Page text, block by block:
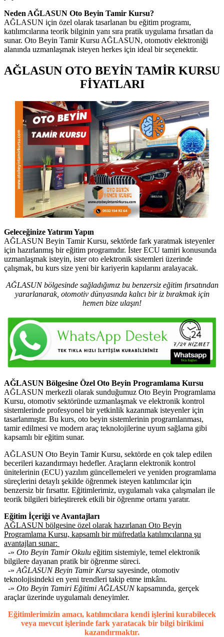
Neden AĞLASUN Oto Beyin Tamir Kursu?
AĞLASUN için özel olarak tasarlanan bu eğitim programı,
katılımcılarına teorik bilginin yanı sıra pratik uygulama fırsatları da
sunar. Oto Beyin Tamir Kursu AĞLASUN, otomotiv elektroniği
alanında uzmanlaşmak isteyen herkes için ideal bir seçenektir.
AĞLASUN OTO BEYİN TAMİR KURSU
FİYATLARI
Geleceğinize Yatırım Yapın
AĞLASUN Beyin Tamir Kursu, sektörde fark yaratmak isteyenler
için hazırlanmış bir eğitim programıdır. İster ECU tamiri konusunda
uzmanlaşmak isteyin, ister oto elektronik sistemleri üzerinde
çalışmak, bu kurs size yeni bir kariyerin kapılarını aralayacak.
AĞLASUN bölgesinde sağladığımız bu benzersiz eğitim fırsatından
yararlanarak, otomotiv dünyasında kalıcı bir iz bırakmak için
hemen bize ulaşın!
AĞLASUN Bölgesine Özel Oto Beyin Programlama Kursu
AĞLASUN merkezli olarak sunduğumuz Oto Beyin Programlama
Kursu, otomotiv sektöründe uzmanlaşmak ve elektronik kontrol
sistemlerinde profesyonel bir yetkinlik kazanmak isteyenler için
tasarlanmıştır. Bu kurs, oto beyin sistemlerinin programlanması,
tamir edilmesi ve modern araç teknolojilerine uyum sağlama gibi
kapsamlı bir eğitim sunar.
AĞLASUN Oto Beyin Tamir Kursu, sektörde en çok talep edilen
becerileri kazandırmayı hedefler. Araçların elektronik kontrol
ünitelerinin (ECU) yazılım güncellemeleri ve yeniden programlama
süreçlerini detaylı şekilde öğrenmek isteyen katılımcılar için
benzersiz bir fırsattır. Eğitimlerimiz, uygulamalı vaka çalışmaları ile
teorik bilgileri birleştirerek etkili bir öğrenme ortamı yaratır.
Eğitim İçeriği ve Avantajları
AĞLASUN bölgesine özel olarak hazırlanan Oto Beyin
Programlama Kursu, kapsamlı bir müfredatla katılımcılarına şu
avantajları sunar:
-» Oto Beyin Tamir Okulu eğitim sistemiyle, temel elektronik
bilgilere dayanan pratik bir öğrenme süreci.
-» AĞLASUN Beyin Tamir Kursu sayesinde, otomotiv
teknolojisindeki en yeni trendleri takip etme imkânı.
-» Oto Beyin Tamiri Eğitimi AĞLASUNkapsamında, gerçek
araçlar üzerinde uygulamalı deneyimler.
Eğitimlerimizin amacı, katılımcılara kendi işlerini kurabilecek
veya mevcut işlerinde fark yaratacak bir bilgi birikimi
kazandırmaktır.